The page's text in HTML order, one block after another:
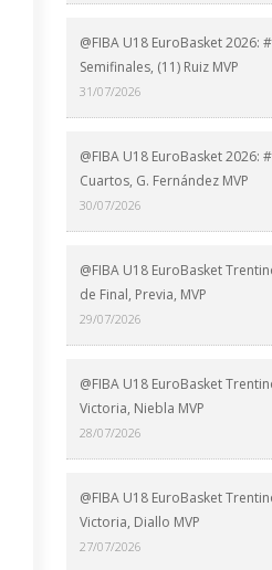
@FIBA U18 EuroBasket 2026:
Semifinales, (11) Ruiz MVP
31/07/2026
@FIBA U18 EuroBasket 2026:
Cuartos, G. Fernández MVP
30/07/2026
@FIBA U18 EuroBasket
de Final, Previa, MVP
29/07/2026
@FIBA U18 EuroBasket
Victoria, Niebla MVP
28/07/2026
@FIBA U18 EuroBasket
Victoria, Diallo MVP
27/07/2026